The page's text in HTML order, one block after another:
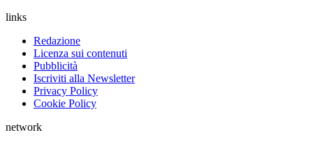
links
Redazione
Licenza sui contenuti
Pubblicità
Iscriviti alla Newsletter
Privacy Policy
Cookie Policy
network